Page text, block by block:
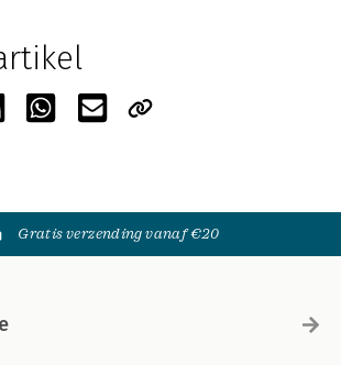
Gratis verzending vanaf €20